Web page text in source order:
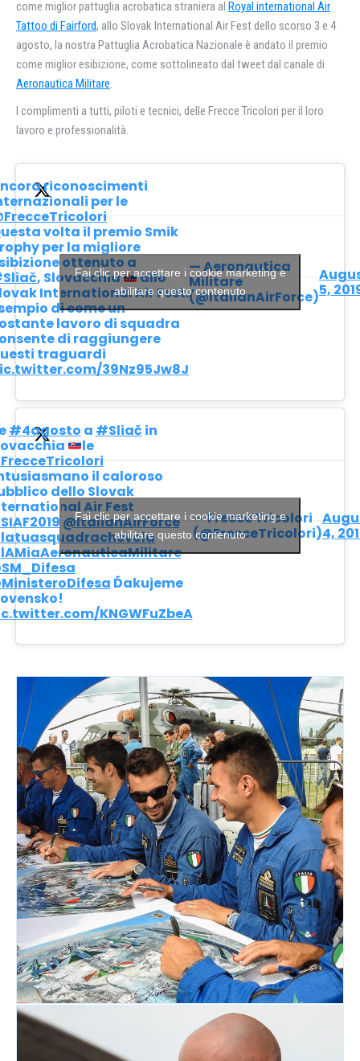
come miglior pattuglia acrobatica straniera al Royal international Air
Tattoo di Fairford, allo Slovak International Air Fest dello scorso 3 e 4
agosto, la nostra Pattuglia Acrobatica Nazionale è andato il premio
come miglior esibizione, come sottolineato dal tweet dal canale di
Aeronautica Militare.
I complimenti a tutti, piloti e tecnici, delle Frecce Tricolori per il loro
lavoro e professionalità.
riconoscimenti
per le
volta il premio Smik
per la migliore
ottenuto a
, Slovacchia
allo
International Air Fest.
di come un
lavoro di squadra
di raggiungere
traguardi
39Nz95Jw8J
— Aeronautica
Militare
(@ItalianAirForce)5,
Fai clic per accettare i cookie marketing e
abilitare questo contenuto
#4agosto a #Sliač in
le
il caloroso
dello Slovak
Air Fest
@ItalianAirForce
Ďakujeme
KNGWFuZbeA
— Frecce Tricolori
(@FrecceTricolori)4,
Fai clic per accettare i cookie marketing e
abilitare questo contenuto